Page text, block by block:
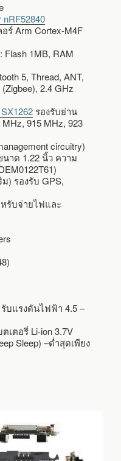
nRF52840
ร์ Arm Cortex-M4F
1MB, RAM
5, Thread, ANT,
2.4 GHz
รองรับย่าน
915 MHz, 923
circuitry)
าด 1.22 นิ้ว ความ
) รองรับ GPS,
หรับจ่ายไฟและ
บแรงดันไฟฟ้า 4.5 –
เตอรี่ Li-ion 3.7V
Sleep) –ต่ำสุดเพียง